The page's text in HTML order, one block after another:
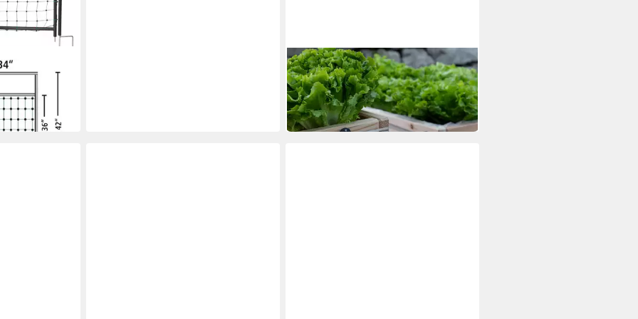
cm Tür
KERBL
Hühnerzaun
ab 15,17 €
in 2-3 Werktagen bei dir